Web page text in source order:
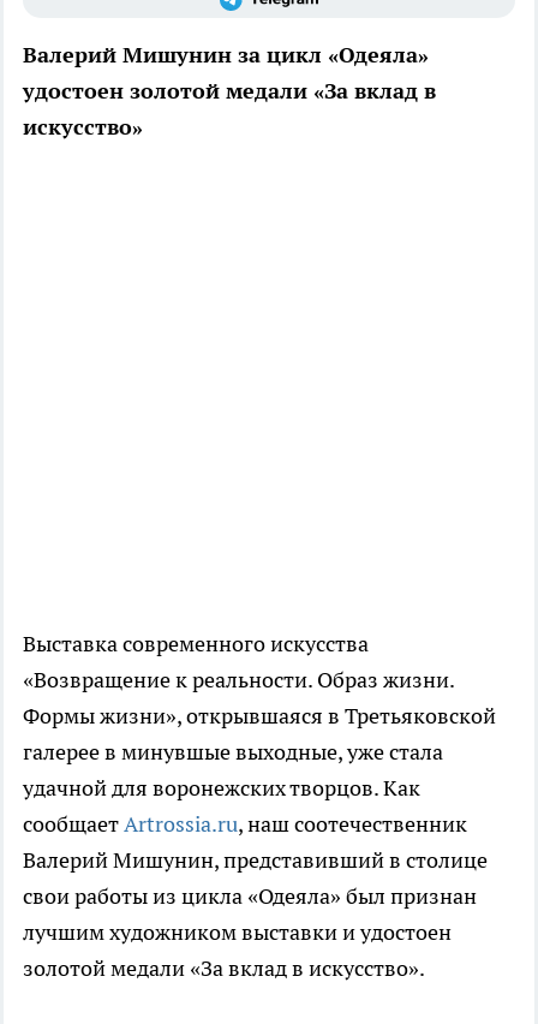
Валерий Мишунин за цикл «Одеяла»
удостоен золотой медали «За вклад в
искусство»
Выставка современного искусства
«Возвращение к реальности. Образ жизни.
Формы жизни», открывшаяся в Третьяковской
галерее в минувшые выходные, уже стала
удачной для воронежских творцов. Как
сообщаетArtrossia.ru, наш соотечественник
Валерий Мишунин, представивший в столице
свои работы из цикла «Одеяла» был признан
лучшим художником выставки и удостоен
золотой медали «За вклад в искусство».